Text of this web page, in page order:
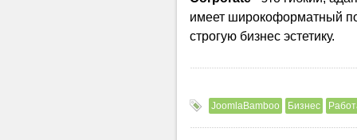
имеет широкоформатный
строгую бизнес эстетику.
JoomlaBamboo Бизнес